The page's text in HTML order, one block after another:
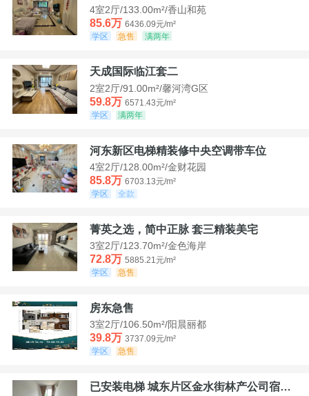
4室2厅/133.00m²/香山和苑
85.6万 6436.09元/m²
学区
急售 满两年
天成国际临江套二
2室2厅/91.00m²/馨河湾G区
59.8万 6571.43元/m²
学区
满两年
河东新区电梯精装修中央空调带车位
4室2厅/128.00m²/金财花园
85.8万 6703.13元/m²
学区
全款
菁英之选，简中正脉 套三精装美宅
3室2厅/123.70m²/金色海岸
72.8万 5885.21元/m²
学区
急售
房东急售
3室2厅/106.50m²/阳晨丽都
39.8万 3737.09元/m²
学区
急售
已安装电梯 城东片区金水街林产公司宿舍套三可看江景